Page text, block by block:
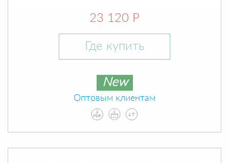
23 120 Р
Где купить
New
Оптовым клиентам